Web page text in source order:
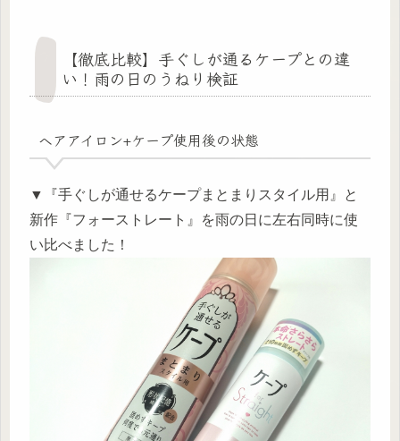
【徹底比較】手ぐしが通るケープとの違
い！雨の日のうねり検証
ヘアアイロン+ケープ使用後の状態
▼『手ぐしが通せるケープまとまりスタイル用』と
新作『フォーストレート』を雨の日に左右同時に使
い比べました！